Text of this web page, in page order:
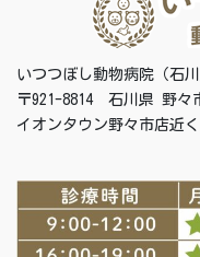
いつつぼし動物病院（石
〒921-8814 石川県 野々
イオンタウン野々市店近